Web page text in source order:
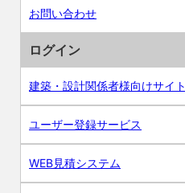
お問い合わせ
ログイン
建築・設計関係者様向けサイト
ユーザー登録サービス
WEB見積システム